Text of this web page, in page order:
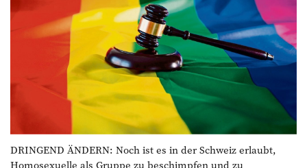
DRINGEND ÄNDERN: Noch ist es in der Schweiz erlaubt,
Homosexuelle als Gruppe zu beschimpfen und zu